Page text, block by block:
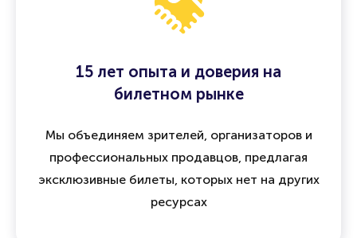
15 лет опыта и доверия на
билетном рынке
Мы объединяем зрителей, организаторов и
профессиональных продавцов, предлагая
эксклюзивные билеты, которых нет на других
ресурсах